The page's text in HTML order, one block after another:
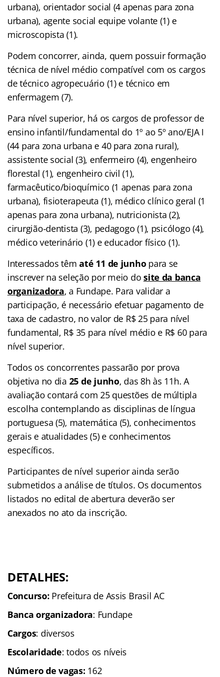
urbana), orientador social (4 apenas para zona
urbana), agente social equipe volante (1) e
microscopista (1).
Podem concorrer, ainda, quem possuir formação
técnica de nível médio compatível com os cargos
de técnico agropecuário (1) e técnico em
enfermagem (7).
Para nível superior, há os cargos de professor de
ensino infantil/fundamental do 1º ao 5º ano/EJA I
(44 para zona urbana e 40 para zona rural),
assistente social (3), enfermeiro (4), engenheiro
florestal (1), engenheiro civil (1),
farmacêutico/bioquímico (1 apenas para zona
urbana), fisioterapeuta (1), médico clínico geral (1
apenas para zona urbana), nutricionista (2),
cirurgião-dentista (3), pedagogo (1), psicólogo (4),
médico veterinário (1) e educador físico (1).
Interessados têmaté 11 de junhopara se
inscrever na seleção por meio dosite da banca
organizadora, a Fundape. Para validar a
participação, é necessário efetuar pagamento de
taxa de cadastro, no valor de R$ 25 para nível
fundamental, R$ 35 para nível médio e R$ 60 para
nível superior.
Todos os concorrentes passarão por prova
objetiva no dia 25 de junho, das 8h às 11h. A
avaliação contará com 25 questões de múltipla
escolha contemplando as disciplinas de língua
portuguesa (5), matemática (5), conhecimentos
gerais e atualidades (5) e conhecimentos
específicos.
Participantes de nível superior ainda serão
submetidos a análise de títulos. Os documentos
listados no edital de abertura deverão ser
anexados no ato da inscrição.
DETALHES:
Concurso: Prefeitura de Assis Brasil AC
Banca organizadora: Fundape
Cargos: diversos
Escolaridade: todos os níveis
Número de vagas: 162